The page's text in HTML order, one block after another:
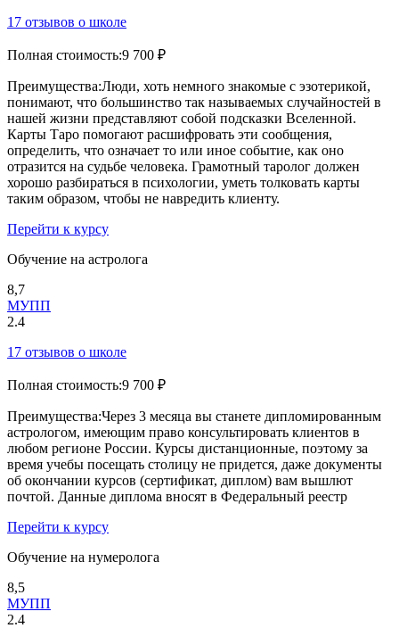
17 отзывов о школе
Полная стоимость:9 700 ₽
Преимущества:Люди, хоть немного знакомые с эзотерикой,
понимают, что большинство так называемых случайностей в
нашей жизни представляют собой подсказки Вселенной.
Карты Таро помогают расшифровать эти сообщения,
определить, что означает то или иное событие, как оно
отразится на судьбе человека. Грамотный таролог должен
хорошо разбираться в психологии, уметь толковать карты
таким образом, чтобы не навредить клиенту.
Перейти к курсу
Обучение на астролога
8,7
МУПП
2.4
17 отзывов о школе
Полная стоимость:9 700 ₽
Преимущества:Через 3 месяца вы станете дипломированным
астрологом, имеющим право консультировать клиентов в
любом регионе России. Курсы дистанционные, поэтому за
время учебы посещать столицу не придется, даже документы
об окончании курсов (сертификат, диплом) вам вышлют
почтой. Данные диплома вносят в Федеральный реестр
Перейти к курсу
Обучение на нумеролога
8,5
МУПП
2.4